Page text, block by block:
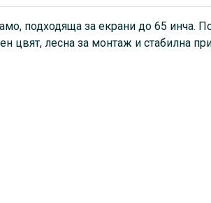
Диапазон на накланяне:
подходяща за екрани до 65 инча.
цвят, лесна за монтаж и стабилна